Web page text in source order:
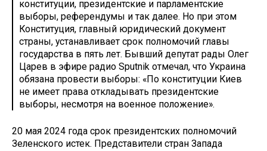
конституции, президентские и парламентские
выборы, референдумы и так далее. Но при этом
Конституция, главный юридический документ
страны, устанавливает срок полномочий главы
государства в пять лет. Бывший депутат рады Олег
Царев в эфире радио Sputnik отмечал, что Украина
обязана провести выборы: «По конституции Киев
не имеет права откладывать президентские
выборы, несмотря на военное положение».
20 мая 2024 года срок президентских полномочий
Зеленского истек. Представители стран Запада